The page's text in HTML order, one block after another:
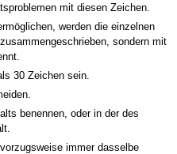
mit diesen Zeichen.
werden die einzelnen
sondern mit
30 Zeichen sein.
benennen, oder in der des
immer dasselbe